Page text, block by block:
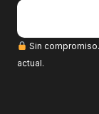
Sin
actual.